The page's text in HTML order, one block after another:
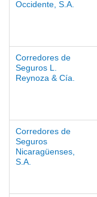
Occidente, S.A.
Corredores de
Seguros L.
Reynoza & Cía.
Corredores de
Seguros
Nicaragüenses,
S.A.